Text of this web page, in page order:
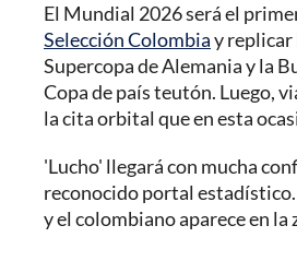
El Mundial 2026 será el
Selección Colombiay replicar
Supercopa de Alemania y la
Copa de país teutón. Luego,
la cita orbital que en esta
'Lucho' llegará con mucha
reconocido portal
y el colombiano aparece en